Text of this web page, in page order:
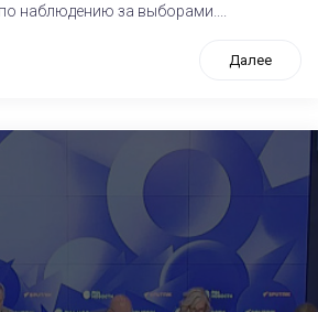
наблюдению за выборами....
Далее